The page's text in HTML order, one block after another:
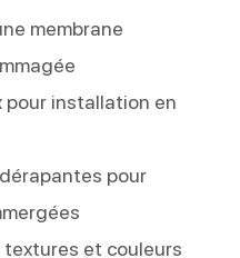
membrane
pour installation en
pour
et couleurs